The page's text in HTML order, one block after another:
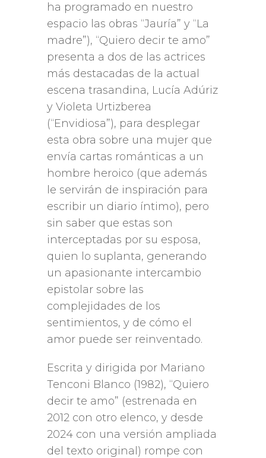
ha programado en nuestro
espacio las obras “Jauría” y “La
madre”), “Quiero decir te amo”
presenta a dos de las actrices
más destacadas de la actual
escena trasandina, Lucía Adúriz
y Violeta Urtizberea
(“Envidiosa”), para desplegar
esta obra sobre una mujer que
envía cartas románticas a un
hombre heroico (que además
le servirán de inspiración para
escribir un diario íntimo), pero
sin saber que estas son
interceptadas por su esposa,
quien lo suplanta, generando
un apasionante intercambio
epistolar sobre las
complejidades de los
sentimientos, y de cómo el
amor puede ser reinventado.
Escrita y dirigida por Mariano
Tenconi Blanco (1982), “Quiero
decir te amo” (estrenada en
2012 con otro elenco, y desde
2024 con una versión ampliada
del texto original) rompe con